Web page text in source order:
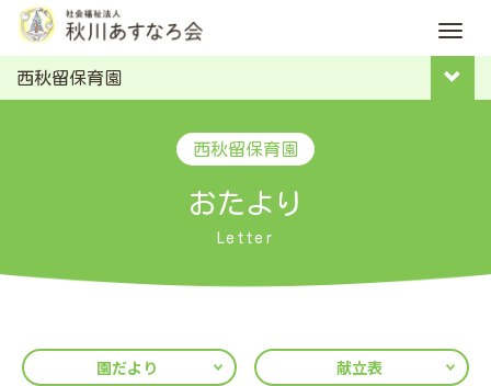
M
e
西秋留保育園
西秋留保育園
おたより
Letter
園だより 献立表